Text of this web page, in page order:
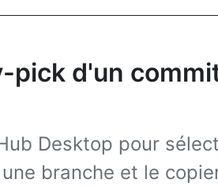
pick d'un
Desktop pour
branche et le